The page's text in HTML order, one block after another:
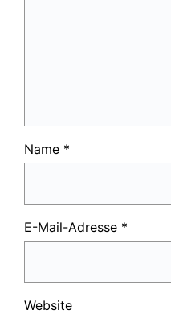
Name *
E-Mail-Adresse *
Website